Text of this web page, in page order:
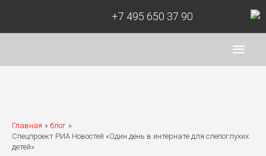
+7 495 650 37 90
Главная
блог
Спецпроект РИА Новостей «Один день в интернате для слепоглухих
детей»